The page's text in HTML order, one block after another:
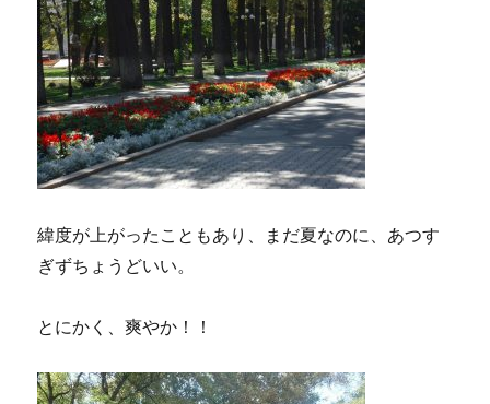
緯度が上がったこともあり、まだ夏なのに、あつす
ぎずちょうどいい。
とにかく、爽やか！！